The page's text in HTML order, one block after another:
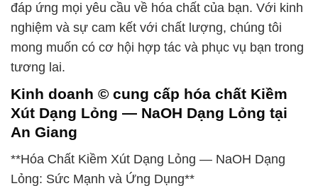
đáp ứng mọi yêu cầu về hóa chất của bạn. Với kinh
nghiệm và sự cam kết với chất lượng, chúng tôi
mong muốn có cơ hội hợp tác và phục vụ bạn trong
tương lai.
Kinh doanh © cung cấp hóa chất Kiềm
Xút Dạng Lỏng — NaOH Dạng Lỏng tại
An Giang
**Hóa Chất Kiềm Xút Dạng Lỏng — NaOH Dạng
Lỏng: Sức Mạnh và Ứng Dụng**